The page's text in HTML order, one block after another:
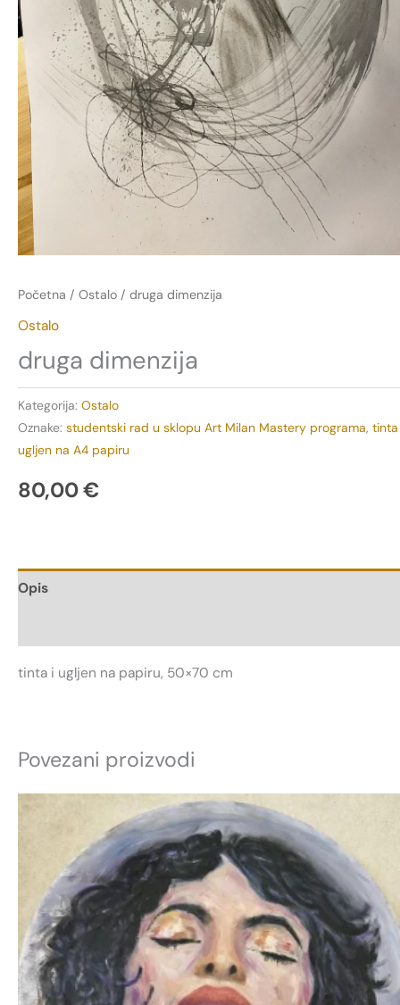
Početna / Ostalo / druga dimenzija
Ostalo
druga dimenzija
Kategorija: Ostalo
Oznake: studentski rad u sklopu Art Milan Mastery programa,
ugljen na A4 papiru
80,00€
Opis
tinta i ugljen na papiru, 50×70 cm
Povezani proizvodi